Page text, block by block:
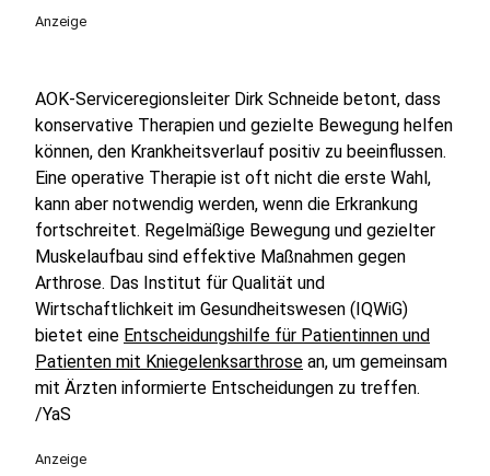
Anzeige
AOK-Serviceregionsleiter Dirk Schneide betont, dass
konservative Therapien und gezielte Bewegung helfen
können, den Krankheitsverlauf positiv zu beeinflussen.
Eine operative Therapie ist oft nicht die erste Wahl,
kann aber notwendig werden, wenn die Erkrankung
fortschreitet. Regelmäßige Bewegung und gezielter
Muskelaufbau sind effektive Maßnahmen gegen
Arthrose. Das Institut für Qualität und
Wirtschaftlichkeit im Gesundheitswesen (IQWiG)
bietet eine Entscheidungshilfe für Patientinnen und
Patienten mit Kniegelenksarthrose an, um gemeinsam
mit Ärzten informierte Entscheidungen zu treffen.
/YaS
Anzeige